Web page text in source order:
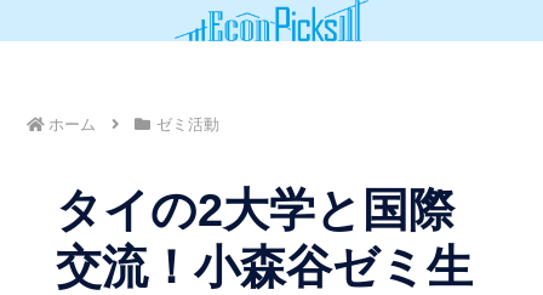
ホーム ゼミ活動
タイの2大学と国際
交流！小森谷ゼミ生